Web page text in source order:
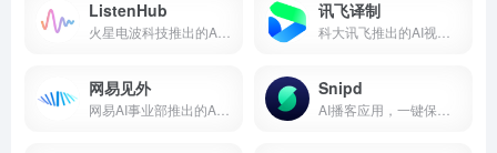
ListenHub
火星电波科技推出的AI播客生成平台
讯飞译制
科大讯飞推出的AI视频字幕制作与翻译平台
网易见外
网易AI事业部推出的AI语音转写听翻平台
Snipd
AI播客应用，一键保存精彩片段